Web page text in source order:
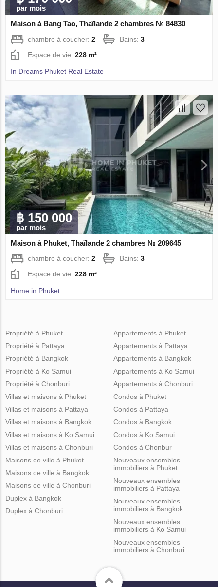
par mois
Maison à Bang Tao, Thaïlande 2 chambres № 84830
chambre à coucher:2 Bains:3
Espace de vie:228 m²
In Dreams Phuket Real Estate
฿ 150 000
par mois
Maison à Phuket, Thaïlande 2 chambres № 209645
chambre à coucher:2 Bains:3
Espace de vie:228 m²
Home in Phuket
Propriété à Phuket
Propriété à Pattaya
Propriété à Bangkok
Propriété à Ko Samui
Propriété à Chonburi
Appartements à Phuket
Appartements à Pattaya
Appartements à Bangkok
Appartements à Ko Samui
Appartements à Chonburi
Villas et maisons à Phuket
Villas et maisons à Pattaya
Villas et maisons à Bangkok
Villas et maisons à Ko Samui
Villas et maisons à Chonburi
Condos à Phuket
Condos à Pattaya
Condos à Bangkok
Condos à Ko Samui
Condos à Chonbur
Maisons de ville à Phuket
Maisons de ville à Bangkok
Maisons de ville à Chonburi
Duplex à Bangkok
Duplex à Chonburi
Nouveaux ensembles
immobiliers à Phuket
Nouveaux ensembles
immobiliers à Pattaya
Nouveaux ensembles
immobiliers à Bangkok
Nouveaux ensembles
immobiliers à Ko Samui
Nouveaux ensembles
immobiliers à Chonburi